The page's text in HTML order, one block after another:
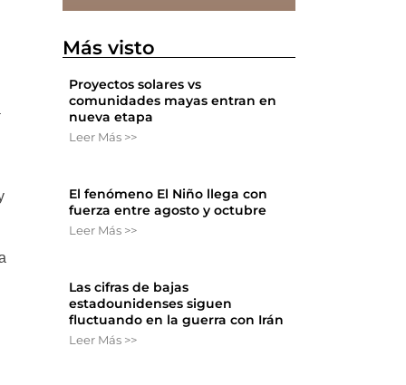
Más visto
Proyectos solares vs
comunidades mayas entran en
nueva etapa
Leer Más >>
El fenómeno El Niño llega con
fuerza entre agosto y octubre
Leer Más >>
Las cifras de bajas
estadounidenses siguen
fluctuando en la guerra con Irán
Leer Más >>